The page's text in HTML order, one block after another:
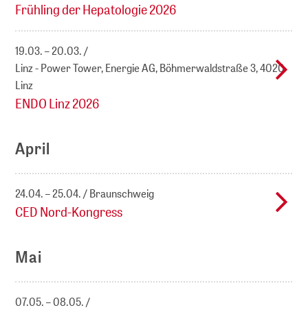
Frühling der Hepatologie 2026
19.03. – 20.03.
Linz - Power Tower, Energie AG, Böhmerwaldstraße 3, 4020
Linz
ENDO Linz 2026
April
24.04. – 25.04. Braunschweig
CED Nord-Kongress
Mai
07.05. – 08.05.